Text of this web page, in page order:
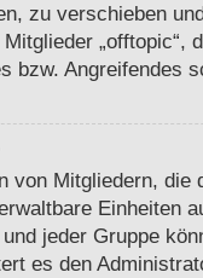
zu verschieben
„offtopic“,
bzw. Angreifendes
von Mitgliedern, die
Einheiten
jeder Gruppe
es den